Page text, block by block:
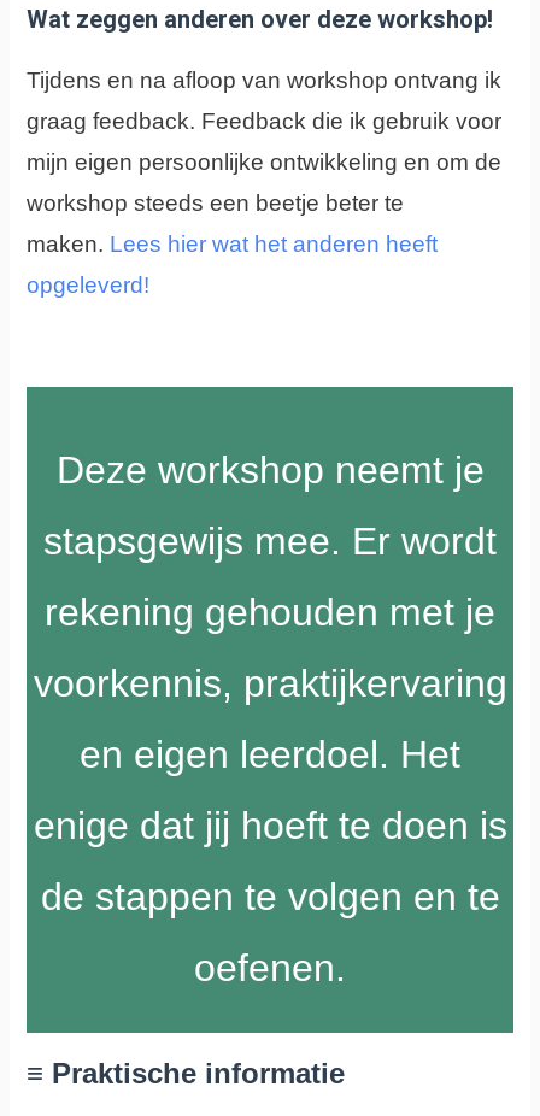
Wat zeggen anderen over deze workshop!
Tijdens en na afloop van workshop ontvang ik
graag feedback. Feedback die ik gebruik voor
mijn eigen persoonlijke ontwikkeling en om de
workshop steeds een beetje beter te
maken. Lees hier wat het anderen heeft
opgeleverd!
Deze workshop neemt je
stapsgewijs mee. Er wordt
rekening gehouden met je
voorkennis, praktijkervaring
en eigen leerdoel. Het
enige dat jij hoeft te doen is
de stappen te volgen en te
oefenen.
≡ Praktische informatie